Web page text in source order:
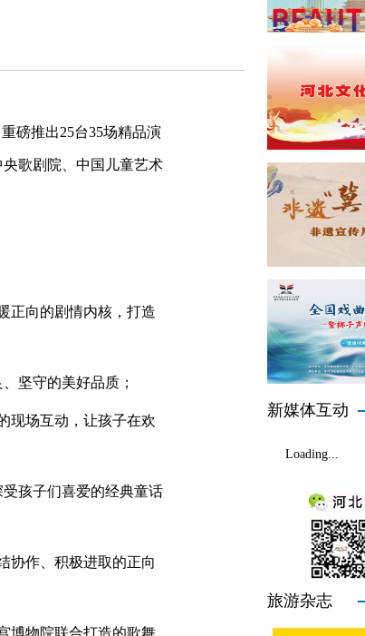
磅推出25台35场精品演
歌剧院、中国儿童艺术
正向的剧情内核，打造
坚守的美好品质；
现场互动，让孩子在欢
孩子们喜爱的经典童话
协作、积极进取的正向
博物院联合打造的歌舞
新媒体互动
Loading...
旅游杂志